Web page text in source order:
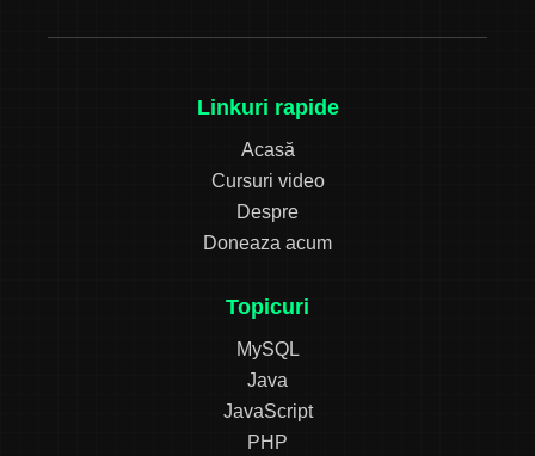
Linkuri rapide
Acasă
Cursuri video
Despre
Doneaza acum
Topicuri
MySQL
Java
JavaScript
PHP